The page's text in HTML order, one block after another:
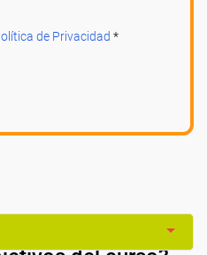
de Privacidad *